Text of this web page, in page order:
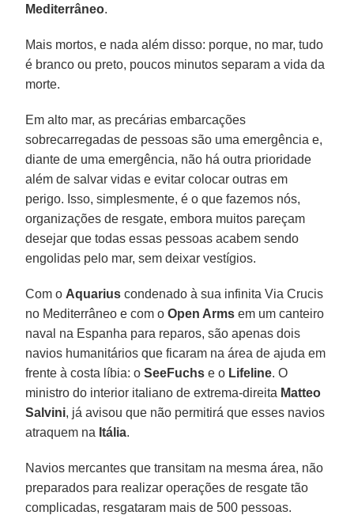
Mediterrâneo.
Mais mortos, e nada além disso: porque, no mar, tudo
é branco ou preto, poucos minutos separam a vida da
morte.
Em alto mar, as precárias embarcações
sobrecarregadas de pessoas são uma emergência e,
diante de uma emergência, não há outra prioridade
além de salvar vidas e evitar colocar outras em
perigo. Isso, simplesmente, é o que fazemos nós,
organizações de resgate, embora muitos pareçam
desejar que todas essas pessoas acabem sendo
engolidas pelo mar, sem deixar vestígios.
Com o Aquarius condenado à sua infinita Via Crucis
no Mediterrâneo e com oOpen Arms em um canteiro
naval na Espanha para reparos, são apenas dois
navios humanitários que ficaram na área de ajuda em
frente à costa líbia: oSeeFuchs e o Lifeline. O
ministro do interior italiano de extrema-direita Matteo
Salvini, já avisou que não permitirá que esses navios
atraquem na Itália.
Navios mercantes que transitam na mesma área, não
preparados para realizar operações de resgate tão
complicadas, resgataram mais de 500 pessoas.